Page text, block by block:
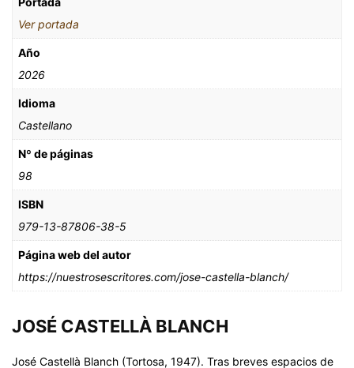
Ver portada
Año
2026
Idioma
Castellano
Nº de páginas
98
ISBN
979-13-87806-38-5
Página web del autor
https://nuestrosescritores.com/jose-castella-blanch/
JOSÉ CASTELLÀ BLANCH
José Castellà Blanch (Tortosa, 1947). Tras breves espacios de